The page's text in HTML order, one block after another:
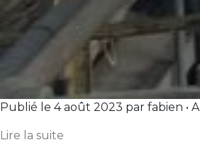
Publié le 4 août 2023 par fabien •
Lire la suite